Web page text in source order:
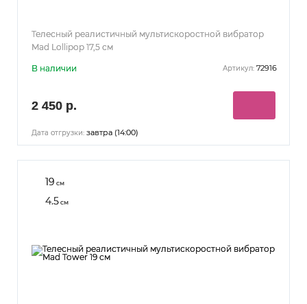
Телесный реалистичный мультискоростной вибратор
Mad Lollipop 17,5 см
В наличии Артикул: 72916
2 450 р.
Дата отгрузки: завтра (14:00)
19 см
4.5см